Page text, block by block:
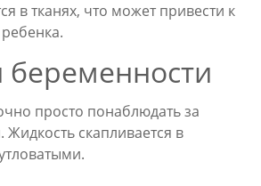
в тканях, что может привести к
беременности
просто понаблюдать за
скапливается в